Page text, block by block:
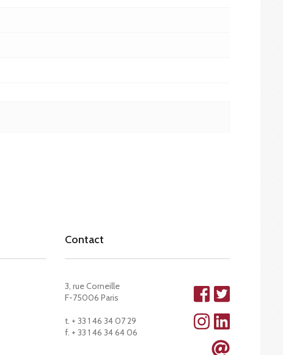
Contact
3, rue Corneille
F-75006 Paris
t. + 33 1 46 34 07 29
f. + 33 1 46 34 64 06